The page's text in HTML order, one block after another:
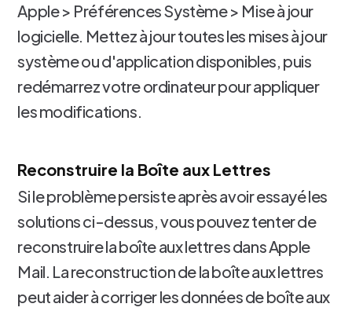
Apple > Préférences Système > Mise à jour
logicielle. Mettez à jour toutes les mises à jour
système ou d'application disponibles, puis
redémarrez votre ordinateur pour appliquer
les modifications.
Reconstruire la Boîte aux Lettres
Si le problème persiste après avoir essayé les
solutions ci-dessus, vous pouvez tenter de
reconstruire la boîte aux lettres dans Apple
Mail. La reconstruction de la boîte aux lettres
peut aider à corriger les données de boîte aux